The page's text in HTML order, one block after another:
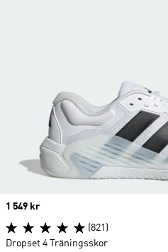
Price
1 549 kr
(821)
Dropset 4 Träningsskor